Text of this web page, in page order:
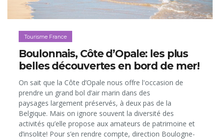
Tourisme France
Boulonnais, Côte d’Opale: les plus
belles découvertes en bord de mer!
On sait que la Côte d’Opale nous offre l'occasion de
prendre un grand bol d’air marin dans des
paysages largement préservés, à deux pas de la
Belgique. Mais on ignore souvent la diversité des
activités qu’elle propose aux amateurs de patrimoine et
d’insolite! Pour s’en rendre compte, direction Boulogne-